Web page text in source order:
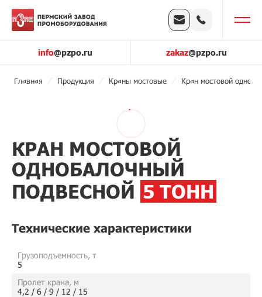
info@pzpo.ru zakaz@pzpo.ru
Главная Продукция Краны мостовые Кран мостовой
КРАН МОСТОВОЙ
ОДНОБАЛОЧНЫЙ
ПОДВЕСНОЙ 5 ТОНН
Технические характеристики
Грузоподъемность, т
5
Пролет крана, м
4,2 / 6 / 9 / 12 / 15